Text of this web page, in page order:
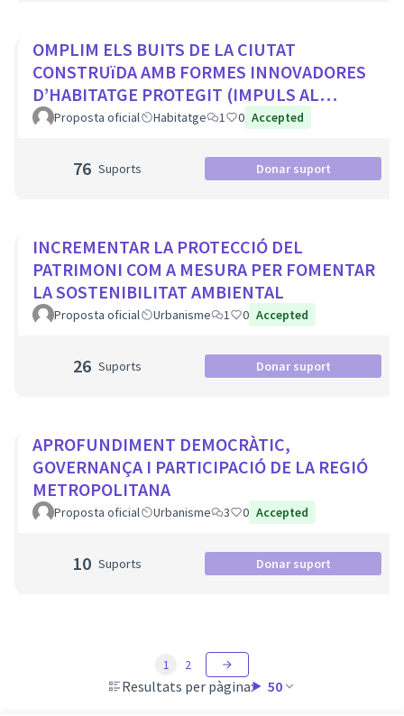
OMPLIM ELS BUITS DE LA CIUTAT
CONSTRUïDA AMB FORMES INNOVADORES
D’HABITATGE PROTEGIT (IMPULS AL
COHABITATGE, APROFITAR LOCALS BUITS
Proposta oficial Habitatge 1 0 Accepted
76 Suports Donar suport
INCREMENTAR LA PROTECCIÓ DEL
PATRIMONI COM A MESURA PER FOMENTAR
LA SOSTENIBILITAT AMBIENTAL
Proposta oficial Urbanisme 1 0 Accepted
26 Suports Donar suport
APROFUNDIMENT DEMOCRÀTIC,
GOVERNANÇA I PARTICIPACIÓ DE LA REGIÓ
METROPOLITANA
Proposta oficial Urbanisme 3 0 Accepted
10 Suports Donar suport
Resultats per pàgina: 50
1 2